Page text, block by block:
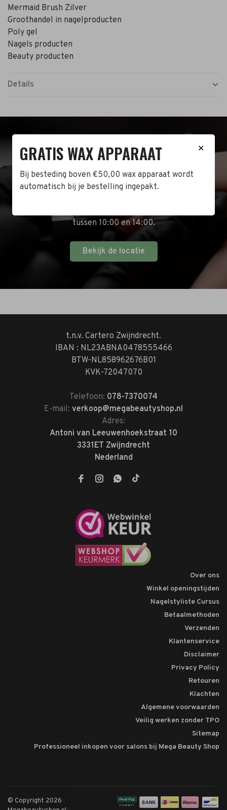
Mermaid Brush Zilver
Groothandel in nagelproducten
Poly gel
Nagels producten
Beauty producten
Details
BEZOEK DE WINKEL!
Naast de online shop hebben wij ook een fysieke
winkel in Zwijndrecht! Het adres is: Antoni van
tussen 10:00 en 14:00.
Bekijk de locatie
t.n.v. Cartero Zwijndrecht.
IBAN : NL23ABNA0478555466
BTW-NL858962676B01
KVK-72047070
Telefoon: 078-7370074
E-mail: verkoop@megabeautyshop.nl
Adres:
Antoni van Leeuwenhoekstraat 10
3331ET Zwijndrecht
Nederland
Over ons
Winkel openingstijden
Nagelstyliste Cursus
Betaalmethoden
Verzenden
Klantenservice
Disclaimer
Privacy Policy
Retouren
Klachten
Algemene voorwaarden
Veilig werken zonder TPO
Sitemap
Professioneel inkopen voor salons bij Mega Beauty Shop
© Copyright 2026
✕
GRATIS WAX APPARAAT
Bij besteding boven €50,00 wax apparaat wordt
automatisch bij je bestelling ingepakt.